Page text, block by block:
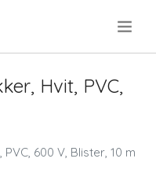
Hvit, PVC,
600 V, Blister, 10 m